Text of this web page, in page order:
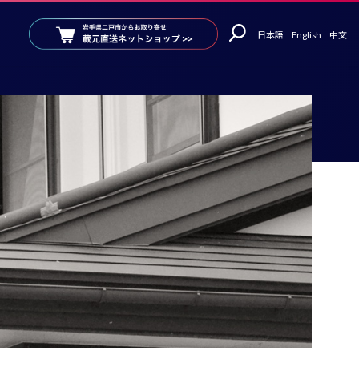
日本語 English 中文